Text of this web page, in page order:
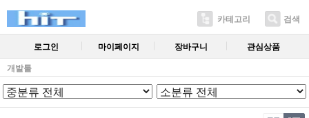
카테고리 검색
로그인 마이페이지 장바구니 관심상품
개발툴